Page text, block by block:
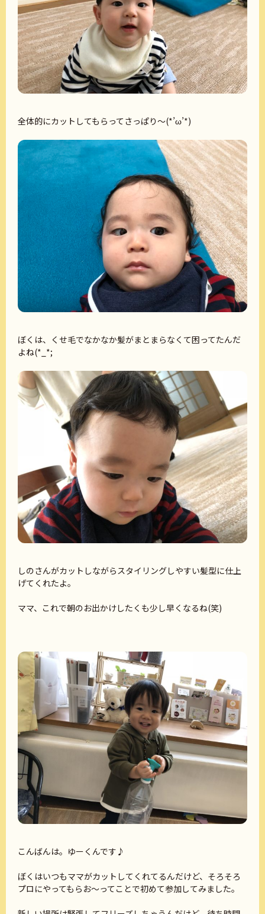
全体的にカットしてもらってさっぱり～(*’ω’*)
ぼくは、くせ毛でなかなか髪がまとまらなくて困ってたんだ
よね(*_*;
しのさんがカットしながらスタイリングしやすい髪型に仕上
げてくれたよ。
ママ、これで朝のお出かけしたくも少し早くなるね(笑)
こんばんは。ゆーくんです♪
ぼくはいつもママがカットしてくれてるんだけど、そろそろ
プロにやってもらお～ってことで初めて参加してみました。